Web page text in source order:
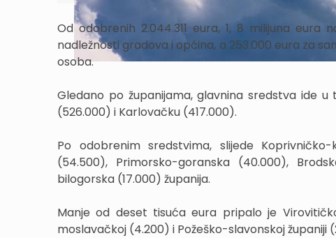
Od odobrenih 2.044.311 eura, 1, 8 milijuna
nadležnosti gradova i općina, a 253.000 eura za
osoba.
Gledano po županijama, glavnina sredstva ide
(526.000) i Karlovačku (417.000).
Po odobrenim sredstvima, slijede
(54.500), Primorsko-goranska (40.000),
bilogorska (17.000) županija.
Manje od deset tisuća eura pripalo je
moslavačkoj (4.200) i Požeško-slavonskoj županiji